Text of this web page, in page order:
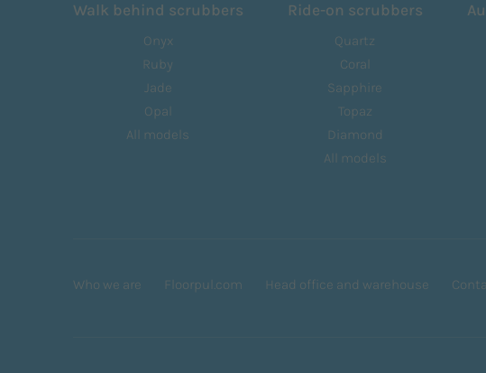
Walk behind scrubbers
Onyx
Ruby
Jade
Opal
All models
Ride-on scrubbers
Quartz
Coral
Sapphire
Topaz
Diamond
All models
Who we are Floorpul.com Head office and warehouse